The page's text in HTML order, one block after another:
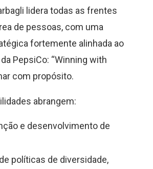
lidera todas as frentes
de pessoas, com uma
fortemente alinhada ao
PepsiCo: “Winning with
com propósito.
abrangem:
e desenvolvimento de
políticas de diversidade,